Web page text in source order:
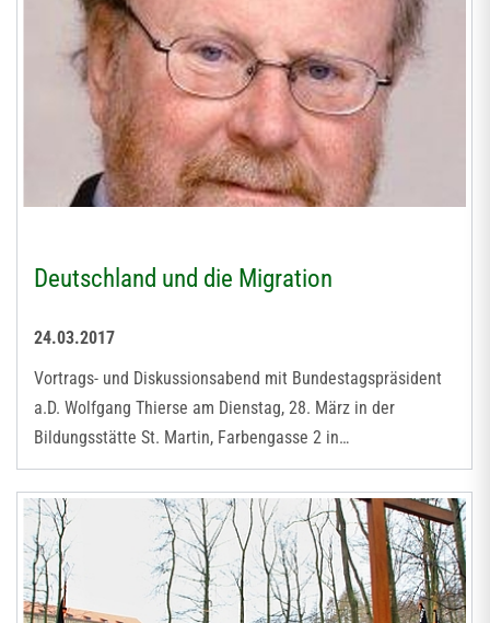
Deutschland und die Migration
24.03.2017
Vortrags- und Diskussionsabend mit Bundestagspräsident
a.D. Wolfgang Thierse am Dienstag, 28. März in der
Bildungsstätte St. Martin, Farbengasse 2 in…